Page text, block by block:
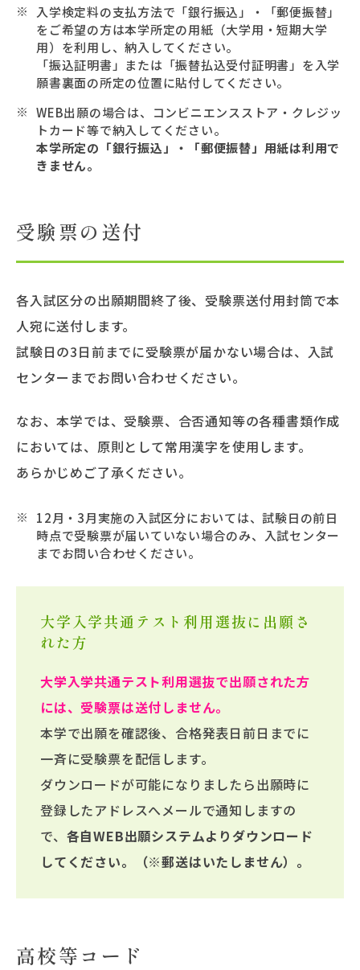
入学検定料の支払方法で「銀行振込」・「郵便振替」
をご希望の方は本学所定の用紙（大学用・短期大学
用）を利用し、納入してください。
「振込証明書」または「振替払込受付証明書」を入学
願書裏面の所定の位置に貼付してください。
WEB出願の場合は、コンビニエンスストア・クレジッ
トカード等で納入してください。
本学所定の「銀行振込」・「郵便振替」用紙は利用で
きません。
受験票の送付
各入試区分の出願期間終了後、受験票送付用封筒で本
人宛に送付します。
試験日の3日前までに受験票が届かない場合は、入試
センターまでお問い合わせください。
なお、本学では、受験票、合否通知等の各種書類作成
においては、原則として常用漢字を使用します。
あらかじめご了承ください。
12月・3月実施の入試区分においては、試験日の前日
時点で受験票が届いていない場合のみ、入試センター
までお問い合わせください。
大学入学共通テスト利用選抜に出願さ
れた方
大学入学共通テスト利用選抜で出願された方
には、受験票は送付しません。
本学で出願を確認後、合格発表日前日までに
一斉に受験票を配信します。
ダウンロードが可能になりましたら出願時に
登録したアドレスへメールで通知しますの
で、 各自WEB出願システムよりダウンロード
してください。（※郵送はいたしません）。
高校等コード